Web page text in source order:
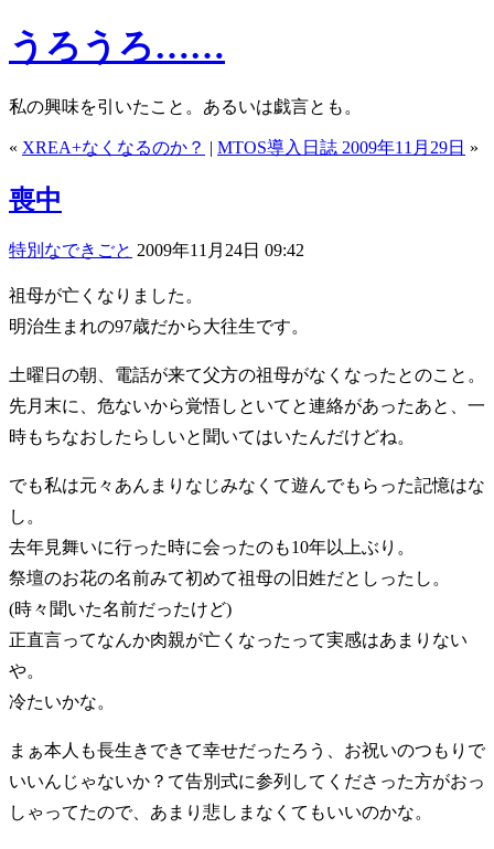
うろうろ……
私の興味を引いたこと。あるいは戯言とも。
« XREA+なくなるのか？ | MTOS導入日誌 2009年11月29日 »
喪中
特別なできごと 2009年11月24日 09:42
祖母が亡くなりました。
明治生まれの97歳だから大往生です。
土曜日の朝、電話が来て父方の祖母がなくなったとのこと。
先月末に、危ないから覚悟しといてと連絡があったあと、一
時もちなおしたらしいと聞いてはいたんだけどね。
でも私は元々あんまりなじみなくて遊んでもらった記憶はな
し。
去年見舞いに行った時に会ったのも10年以上ぶり。
祭壇のお花の名前みて初めて祖母の旧姓だとしったし。
(時々聞いた名前だったけど)
正直言ってなんか肉親が亡くなったって実感はあまりない
や。
冷たいかな。
まぁ本人も長生きできて幸せだったろう、お祝いのつもりで
いいんじゃないか？て告別式に参列してくださった方がおっ
しゃってたので、あまり悲しまなくてもいいのかな。